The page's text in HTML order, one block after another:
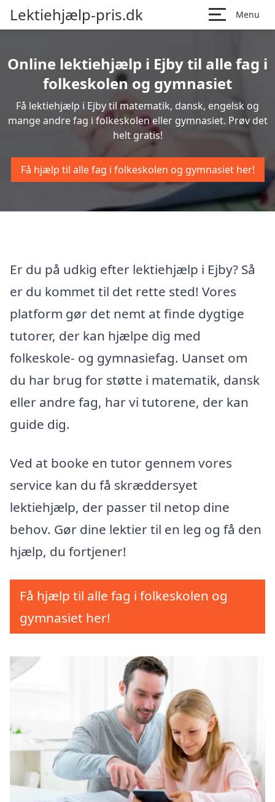
Lektiehjælp-pris.dk Menu
Online lektiehjælp i Ejby til alle fag i
folkeskolen og gymnasiet
Få lektiehjælp i Ejby til matematik, dansk, engelsk og
mange andre fag i folkeskolen eller gymnasiet. Prøv det
helt gratis!
Få hjælp til alle fag i folkeskolen og gymnasiet her!
Er du på udkig efter lektiehjælp i Ejby? Så
er du kommet til det rette sted! Vores
platform gør det nemt at finde dygtige
tutorer, der kan hjælpe dig med
folkeskole- og gymnasiefag. Uanset om
du har brug for støtte i matematik, dansk
eller andre fag, har vi tutorene, der kan
guide dig.
Ved at booke en tutor gennem vores
service kan du få skræddersyet
lektiehjælp, der passer til netop dine
behov. Gør dine lektier til en leg og få den
hjælp, du fortjener!
Få hjælp til alle fag i folkeskolen og
gymnasiet her!